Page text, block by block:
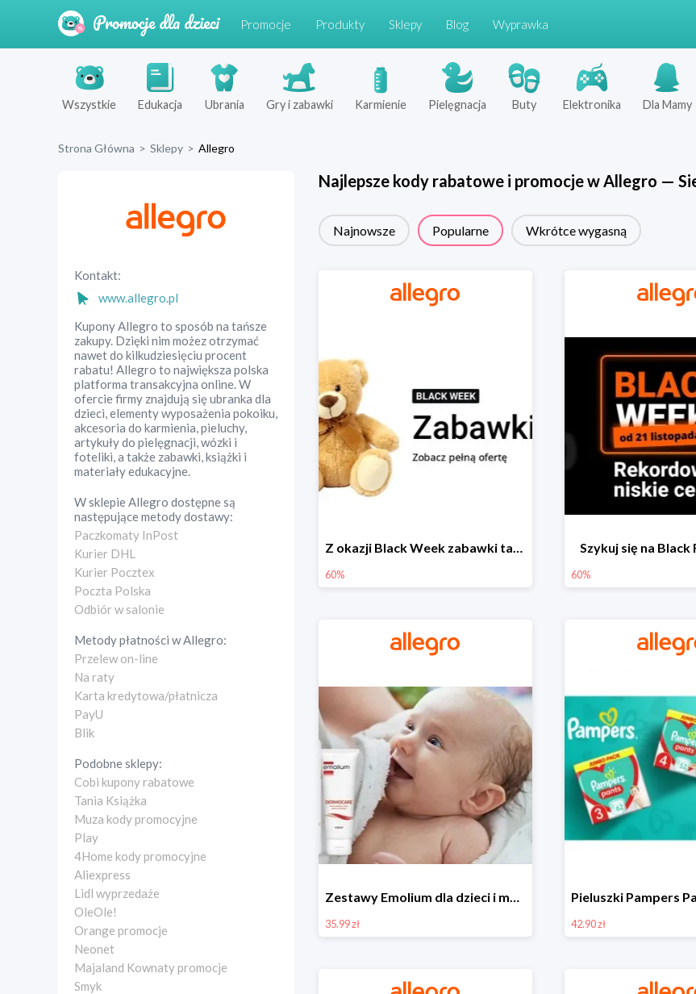
Promocje Produkty Sklepy Blog Wyprawka
Wszystkie Edukacja Ubrania Gry i zabawki Karmienie Pielęgnacja Buty Elektronika Dla Mamy
Strona Główna > Sklepy > Allegro
Kontakt:
www.allegro.pl
Kupony Allegro to sposób na tańsze
zakupy. Dzięki nim możez otrzymać
nawet do kilkudziesięciu procent
rabatu! Allegro to największa polska
platforma transakcyjna online. W
ofercie firmy znajdują się ubranka dla
dzieci, elementy wyposażenia pokoiku,
akcesoria do karmienia, pieluchy,
artykuły do pielęgnacji, wózki i
foteliki, a także zabawki, książki i
materiały edukacyjne.
W sklepieAllegro dostępne są
następujące metody dostawy:
Paczkomaty InPost
Kurier DHL
Kurier Pocztex
Poczta Polska
Odbiór w salonie
Metody płatności wAllegro:
Przelew on-line
Na raty
Karta kredytowa/płatnicza
PayU
Blik
Podobne sklepy:
Cobi kupony rabatowe
Tania Książka
Muza kody promocyjne
Play
4Home kody promocyjne
Aliexpress
Lidl wyprzedaże
OleOle!
Orange promocje
Neonet
Majaland Kownaty promocje
Smyk
Najlepsze kody rabatowe i promocje wAllegro —
Najnowsze Popularne Wkrótce wygasną
Z okazji Black Week zabawki taniej na allegro.pl
60%
Szykuj się na Black
60%
Zestawy Emolium dla dzieci i mam na Allegro od 35,99 zł
35.99 zł 42.90 zł